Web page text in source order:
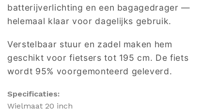
batterijverlichting en een bagagedrager —
helemaal klaar voor dagelijks gebruik.
Verstelbaar stuur en zadel maken hem
geschikt voor fietsers tot 195 cm. De fiets
wordt 95% voorgemonteerd geleverd.
Specificaties:
Wielmaat 20 inch